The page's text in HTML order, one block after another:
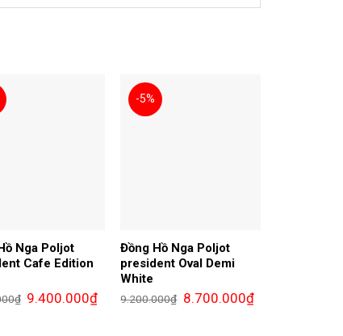
Nga Poljot
Cafe Edition
₫ Giá
gốc
9.400.000₫Giá
-5%
Đồng Hồ Nga Poljot
president Oval Demi
White
9.200.000₫ Giá
gốc
8.700.000₫Giá
hiện